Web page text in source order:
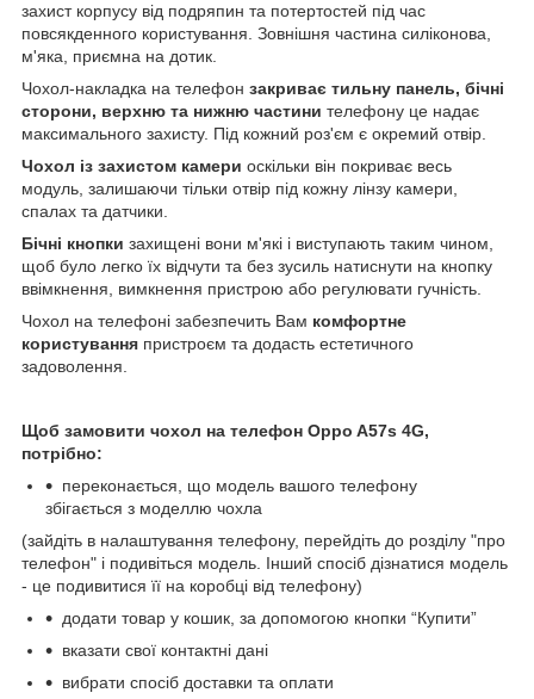
захист корпусу від подряпин та потертостей під час
повсякденного користування. Зовнішня частина силіконова,
м'яка, приємна на дотик.
Чохол-накладка на телефон закриває тильну панель, бічні
сторони, верхню та нижню частини телефону це надає
максимального захисту. Під кожний роз'єм є окремий отвір.
Чохол із захистом камери оскільки він покриває весь
модуль, залишаючи тільки отвір під кожну лінзу камери,
спалах та датчики.
Бічні кнопки захищені вони м'які і виступають таким чином,
щоб було легко їх відчути та без зусиль натиснути на кнопку
ввімкнення, вимкнення пристрою або регулювати гучність.
Чохол на телефоні забезпечить Вам комфортне
користування пристроєм та додасть естетичного
задоволення.
Щоб замовити чохол на телефон Oppo A57s 4G,
потрібно:
переконається, що модель вашого телефону
збігається з моделлю чохла
(зайдіть в налаштування телефону, перейдіть до розділу "про
телефон" і подивіться модель. Інший спосіб дізнатися модель
- це подивитися її на коробці від телефону)
додати товар у кошик, за допомогою кнопки “Купити”
вказати свої контактні дані
вибрати спосіб доставки та оплати